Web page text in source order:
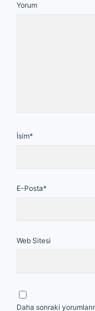
Yorum
İsim*
E-Posta*
Web Sitesi
Daha sonraki